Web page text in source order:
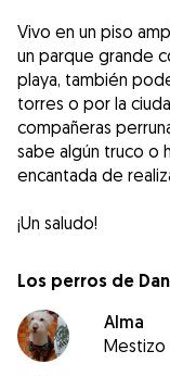
Vivo en un piso
un parque grande
playa, también
torres o por la
compañeras
sabe algún truco o
encantada de
¡Un saludo!
Los perros de
Alma
Mestizo